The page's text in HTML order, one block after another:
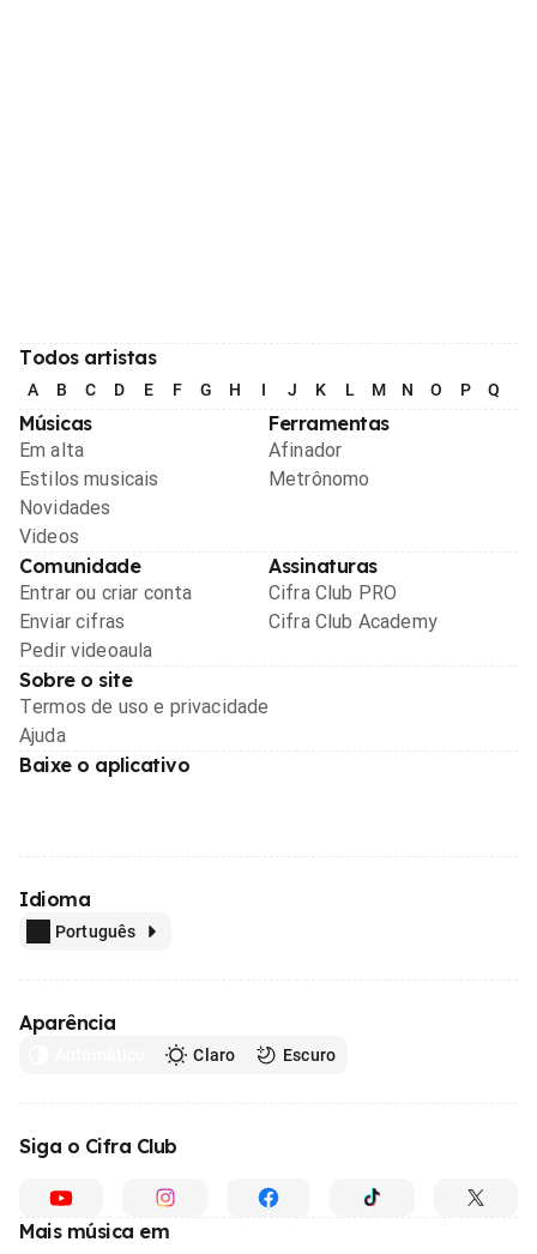
Todos artistas
A B C D E F G H I J K L M N O P Q
Músicas
Em alta
Estilos musicais
Novidades
Videos
Ferramentas
Afinador
Metrônomo
Comunidade
Entrar ou criar conta
Enviar cifras
Pedir videoaula
Assinaturas
Cifra Club PRO
Cifra Club Academy
Sobre o site
Termos de uso e privacidade
Ajuda
Baixe o aplicativo
Idioma
Português
Aparência
Claro Escuro
Siga o Cifra Club
Mais música em